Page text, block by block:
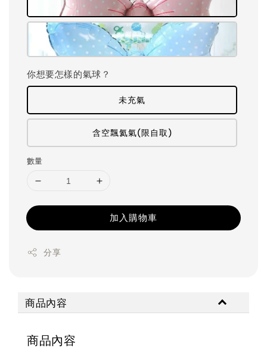
你想要怎樣的氣球？
未充氣
含空飄氦氣(限自取)
數量
加入購物車
分享
商品內容
商品內容